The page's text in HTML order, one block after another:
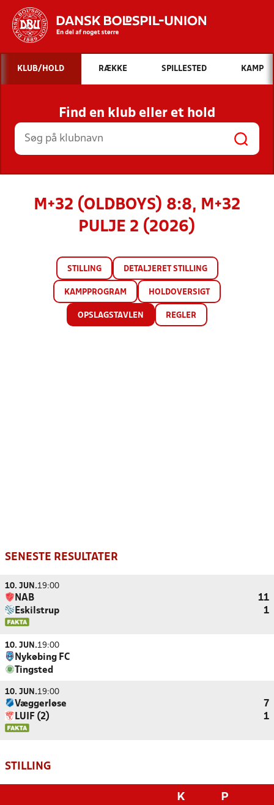
Hvad vil du søge efter?
INDHOLD OG NYHEDER
STILLINGER, RESULTATER, KLUBBER OG
HOLD
KLUB/HOLD RÆKKE SPILLESTED KAMP
Find en klub eller et hold
M+32 (OLDBOYS) 8:8, M+32
PULJE 2 (2026)
STILLING DETALJERET STILLING
KAMPPROGRAM HOLDOVERSIGT
OPSLAGSTAVLEN REGLER
SENESTE RESULTATER
10. JUN.19:00
NAB
11
Eskilstrup
1
10. JUN.19:00
Nykøbing FC
Tingsted
10. JUN.19:00
Væggerløse
7
LUIF (2)
1
STILLING
K P